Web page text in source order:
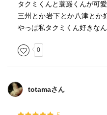
タクミくんと蓑巌くんが可
三州とか岩下とか八津とか
やっぱ私タクミくん好きな
0
totamaさん